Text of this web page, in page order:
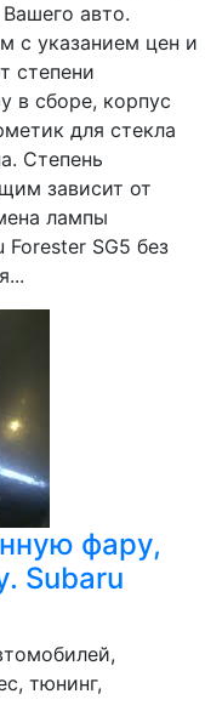
авто.
с указанием цен и
степени
в сборе, корпус
для стекла
Степень
зависит от
лампы
SG5 без
фару,
Subaru
тюнинг,